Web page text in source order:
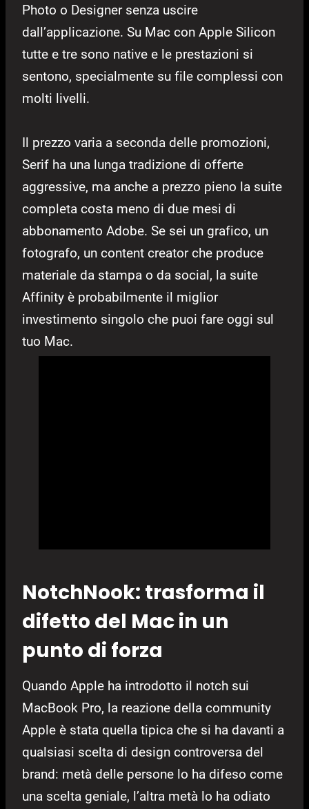
Photo o Designer senza uscire
dall’applicazione. Su Mac con Apple Silicon
tutte e tre sono native e le prestazioni si
sentono, specialmente su file complessi con
molti livelli.
Il prezzo varia a seconda delle promozioni,
Serif ha una lunga tradizione di offerte
aggressive, ma anche a prezzo pieno la suite
completa costa meno di due mesi di
abbonamento Adobe. Se sei un grafico, un
fotografo, un content creator che produce
materiale da stampa o da social, la suite
Affinity è probabilmente il miglior
investimento singolo che puoi fare oggi sul
tuo Mac.
NotchNook: trasforma il
difetto del Mac in un
punto di forza
Quando Apple ha introdotto il notch sui
MacBook Pro, la reazione della community
Apple è stata quella tipica che si ha davanti a
qualsiasi scelta di design controversa del
brand: metà delle persone lo ha difeso come
una scelta geniale, l’altra metà lo ha odiato